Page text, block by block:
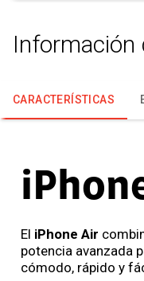
Información
CARACTERÍSTICAS
El iPhone Air
potencia avanzada
cómodo, rápido y